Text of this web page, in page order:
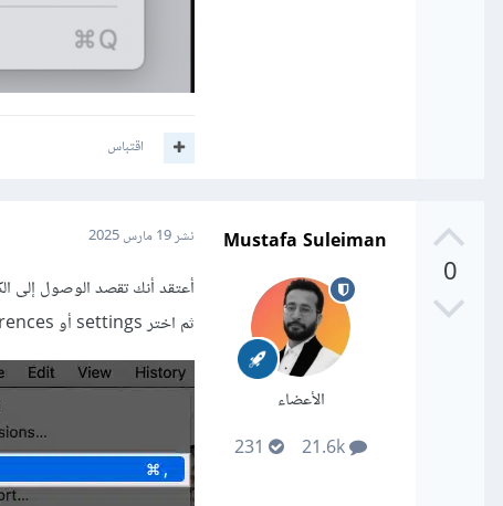
اقتباس
0
Mustafa Suleiman
الأعضاء
نشر19 مارس 2025
ثم اختر settings أو preferences :